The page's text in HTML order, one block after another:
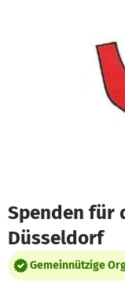
Zum Hauptinhalt
Erklärung zur
Spenden für
Düsseldorf
Gemeinnützige